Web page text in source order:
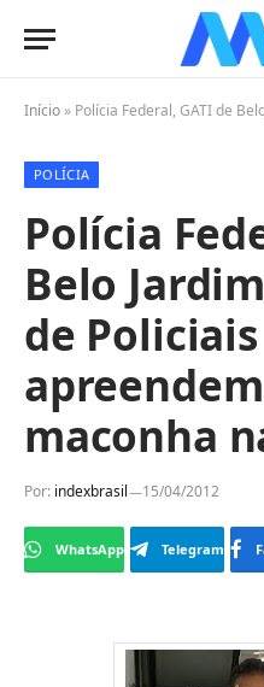
Início » Polícia Federal, GATI de Belo Jardim, com apoio
POLÍCIA
Polícia
Belo
de Policiais
maconha
Por: indexbrasil 15/04/2012
WhatsApp Telegram